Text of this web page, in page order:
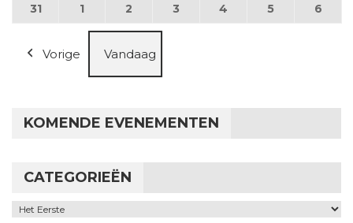
3131 augustus 2026
1 1 september 2026
2 2 september 2026
3 3 september 2026
4 4 september 2026
5 5 6
Vorige Vandaag
KOMENDE EVENEMENTEN
CATEGORIEËN
Categorieën